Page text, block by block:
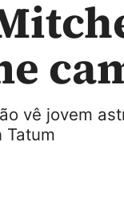
vê jovem
Tatum